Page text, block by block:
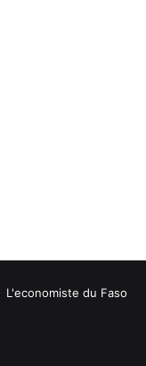
L'economiste du Faso